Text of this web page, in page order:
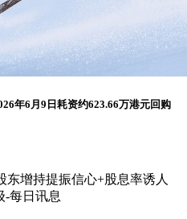
年6月9日耗资约623.66万港元回购